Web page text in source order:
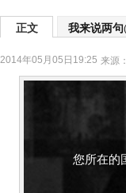
正文 我来说两句(
2014年05月05日19:25 来源：
您所在的